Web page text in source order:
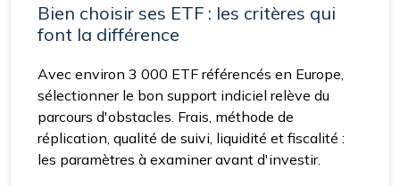
Bien choisir ses ETF : les critères qui
font la différence
Avec environ 3 000 ETF référencés en Europe,
sélectionner le bon support indiciel relève du
parcours d'obstacles. Frais, méthode de
réplication, qualité de suivi, liquidité et fiscalité :
les paramètres à examiner avant d'investir.